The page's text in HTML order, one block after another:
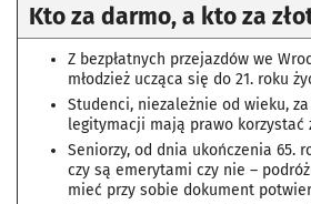
Kto za darmo, a kto za
Z bezpłatnych przejazdów we
młodzież ucząca się do 21. roku
Studenci, niezależnie od wieku,
legitymacji mają prawo korzystać
Seniorzy, od dnia ukończenia 65.
czy są emerytami czy nie –
mieć przy sobie dokument